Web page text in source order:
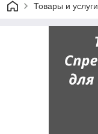
Товары и услуги